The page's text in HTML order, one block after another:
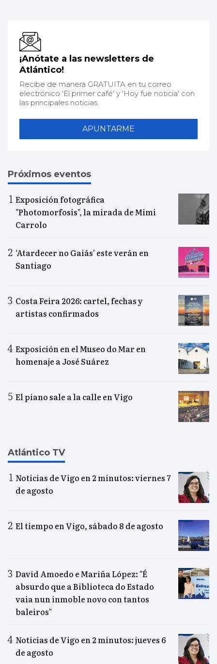
¡Anótate a las newsletters de
Atlántico!
Recibe de manera GRATUITA en tu correo
electrónico 'El primer café' y 'Hoy fue noticia' con
las principales noticias.
APUNTARME
Próximos eventos
Exposición fotográfica
"Photomorfosis", la mirada de Mimi
Carrolo
‘Atardecer no Gaiás’ este verán en
Santiago
Costa Feira 2026: cartel, fechas y
artistas confirmados
Exposición en el Museo do Mar en
homenaje a José Suárez
El piano sale a la calle en Vigo
Atlántico TV
Noticias de Vigo en 2 minutos: viernes 7
de agosto
El tiempo en Vigo, sábado 8 de agosto
David Amoedo e Mariña López: "É
absurdo que a Biblioteca do Estado
vaia nun inmoble novo con tantos
baleiros"
Noticias de Vigo en 2 minutos: jueves 6
de agosto